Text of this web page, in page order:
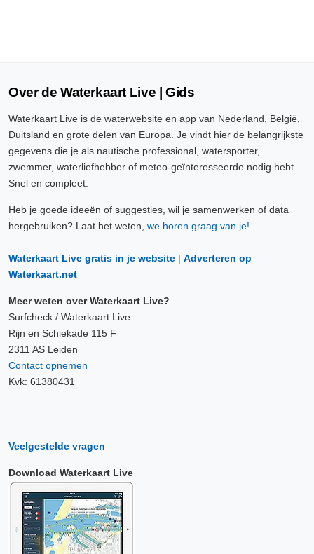
Over de Waterkaart Live | Gids
Waterkaart Live is de waterwebsite en app van Nederland, België,
Duitsland en grote delen van Europa. Je vindt hier de belangrijkste
gegevens die je als nautische professional, watersporter,
zwemmer, waterliefhebber of meteo-geïnteresseerde nodig hebt.
Snel en compleet.
Heb je goede ideeën of suggesties, wil je samenwerken of data
hergebruiken? Laat het weten, we horen graag van je!
Waterkaart Live gratis in je website | Adverteren op
Waterkaart.net
Meer weten over Waterkaart Live?
Surfcheck / Waterkaart Live
Rijn en Schiekade 115 F
2311 AS Leiden
Contact opnemen
Kvk: 61380431
Veelgestelde vragen
Download Waterkaart Live